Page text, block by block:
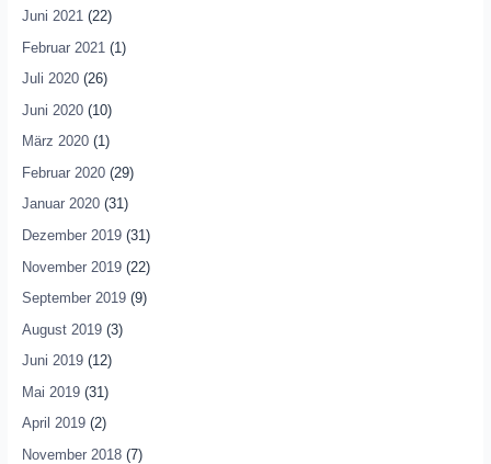
Juni 2021(22)
Februar 2021 (1)
Juli 2020(26)
Juni 2020(10)
März 2020(1)
Februar 2020(29)
Januar 2020(31)
Dezember 2019(31)
November 2019(22)
September 2019(9)
August 2019(3)
Juni 2019(12)
Mai 2019(31)
April 2019(2)
November 2018(7)